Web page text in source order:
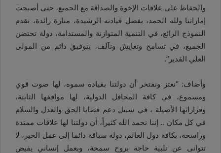
والحفاظ على علاقات الإخوة والصداقة مع الجميع، حتى أصبحت
إماراتنا ولله الحمد، بفضل قيادته الرشيدة، منارة رائدة، تقدم
النموذج الرائع، في التنمية المتوازنة والمستدامة، دولة تحتضن
الجميع، في تسامح وتعايش وتآلف، بتوفيق دائم من المولى
العلي القدير”.
وأضاف: “نعتز ونفتخر أن دولتنا بقيادة سموه، لها صوت قوي
ومسموع، في كافة المحافل الدولية، لها مواقفها الثابتة،
وقراراتها الأصيلة ، في سبيل دعم قضايا الحق والعدل والسلام
في كل مكان .. إننا نحمد الله كثيراً، أن دولتنا لها علاقات ممتدة
وراسخة، بكافة دول العالم، دولة سباقة دائما إلى عمل الخير، لا
تتوانى عن تلبية حاجة بروح سمحة، وبعمل إنساني يفيض